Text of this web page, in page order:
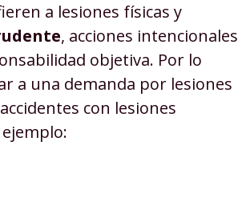
a lesiones físicas y
, acciones intencionales
objetiva. Por lo
a una demanda por lesiones
con lesiones